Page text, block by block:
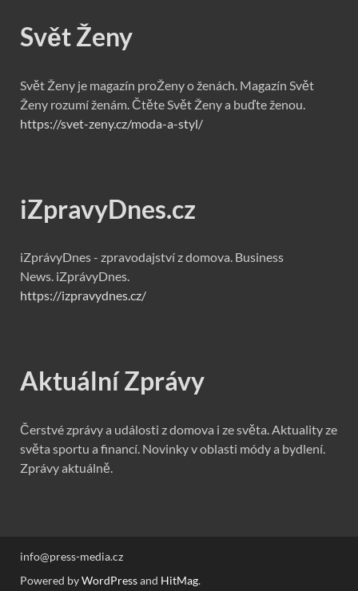
Svět Ženy
Svět Ženy je magazín proŽeny o ženách. Magazín Svět
Ženy rozumí ženám. Čtěte Svět Ženy a buďte ženou.
https://svet-zeny.cz/moda-a-styl/
iZpravyDnes.cz
iZprávyDnes - zpravodajství z domova. Business
News. iZprávyDnes.
https://izpravydnes.cz/
Aktuální Zprávy
Čerstvé zprávy a události z domova i ze světa. Aktuality ze
světa sportu a financí. Novinky v oblasti módy a bydlení.
Zprávy aktuálně.
info@press-media.cz
Powered byWordPressand HitMag.